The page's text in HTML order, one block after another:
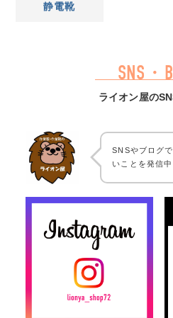
静電靴
SNS・
ライオン屋の
SNSやブログ
いことを発信中